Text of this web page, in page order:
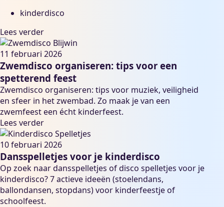
kinderdisco
Lees verder
11 februari 2026
Zwemdisco organiseren: tips voor een
spetterend feest
Zwemdisco organiseren: tips voor muziek, veiligheid
en sfeer in het zwembad. Zo maak je van een
zwemfeest een écht kinderfeest.
Lees verder
10 februari 2026
Dansspelletjes voor je kinderdisco
Op zoek naar dansspelletjes of disco spelletjes voor je
kinderdisco? 7 actieve ideeën (stoelendans,
ballondansen, stopdans) voor kinderfeestje of
schoolfeest.